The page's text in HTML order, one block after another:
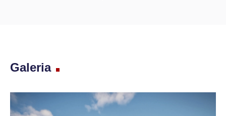
Galeria